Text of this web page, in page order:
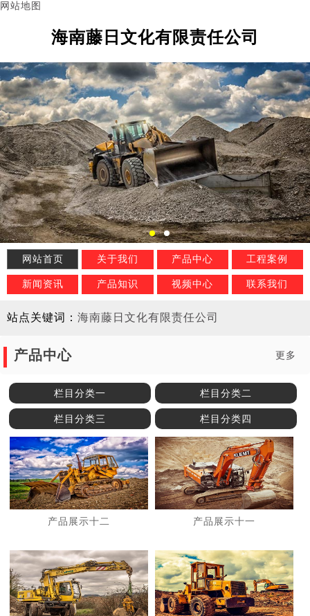
网站地图
海南藤日文化有限责任公司
网站首页 关于我们 产品中心 工程案例
新闻资讯 产品知识 视频中心 联系我们
站点关键词： 海南藤日文化有限责任公司
产品中心 更多
栏目分类一 栏目分类二
栏目分类三 栏目分类四
产品展示十二 产品展示十一